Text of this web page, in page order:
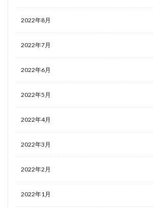
2022年8月
2022年7月
2022年6月
2022年5月
2022年4月
2022年3月
2022年2月
2022年1月